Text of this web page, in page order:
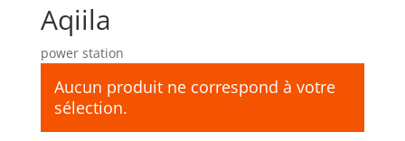
Aqiila
power station
Aucun produit ne correspond à votre
sélection.